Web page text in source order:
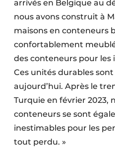
arrivés en Belgique au
nous avons construit à
maisons en conteneurs
confortablement
des conteneurs pour les
Ces unités durables
aujourd’hui. Après le
Turquie en février 2023,
conteneurs se sont
inestimables pour les
tout perdu. »